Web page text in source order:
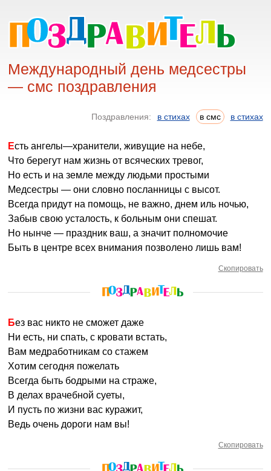
Международный день медсестры
— смс поздравления
Поздравления: в стихах в смс в стихах
Есть ангелы—хранители, живущие на небе,
Что берегут нам жизнь от всяческих тревог,
Но есть и на земле между людьми простыми
Медсестры — они словно посланницы с высот.
Всегда придут на помощь, не важно, днем иль ночью,
Забыв свою усталость, к больным они спешат.
Но нынче — праздник ваш, а значит полномочие
Быть в центре всех внимания позволено лишь вам!
Скопировать
Без вас никто не сможет даже
Ни есть, ни спать, с кровати встать,
Вам медработникам со стажем
Хотим сегодня пожелать
Всегда быть бодрыми на страже,
В делах врачебной суеты,
И пусть по жизни вас куражит,
Ведь очень дороги нам вы!
Скопировать